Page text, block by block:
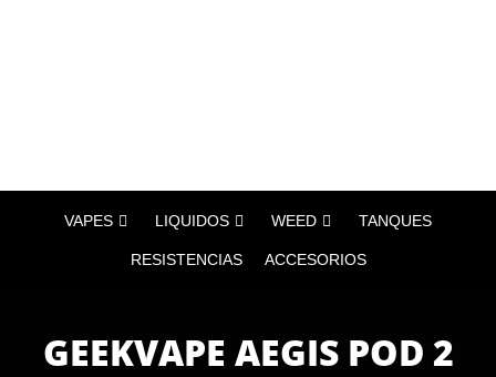
VAPES LIQUIDOS WEED TANQUES
RESISTENCIAS ACCESORIOS
GEEKVAPE AEGIS POD 2